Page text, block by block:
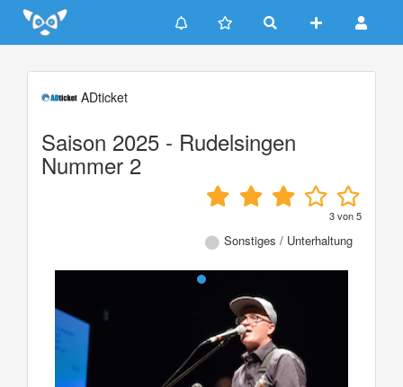
Update cookies preferences
ADticket
Saison 2025 - Rudelsingen
Nummer 2
3von5
Sonstiges / Unterhaltung